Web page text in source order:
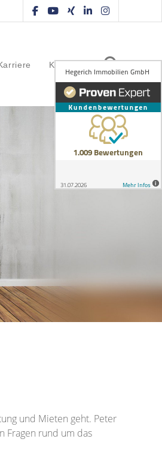
Kontakt
und Mieten geht. Peter
Fragen rund um das